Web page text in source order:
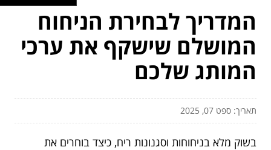
המדריך לבחירת הניחוח
המושלם שישקף את ערכי
המותג שלכם
תאריך: ספט 07, 2025
בשוק מלא בניחוחות וסגנונות ריח, כיצד בוחרים את